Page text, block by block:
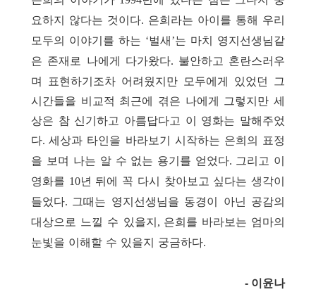
요하지 않다는 것이다. 은희라는 아이를 통해 우리
모두의 이야기를 하는 ‘벌새’는 마치 영지선생님같
은 존재로 나에게 다가왔다. 불안하고 혼란스러우
며 표현하기조차 어려웠지만 모두에게 있었던 그
시간들을 비교적 최근에 겪은 나에게 그렇지만 세
상은 참 신기하고 아름답다고 이 영화는 말해주었
다.세상과 타인을 바라보기 시작하는 은희의 표정
을 보며 나는 알 수 없는 용기를 얻었다. 그리고 이
영화를 10년 뒤에 꼭 다시 찾아보고 싶다는 생각이
들었다. 그때는 영지선생님을 동경이 아닌 공감의
대상으로 느낄 수 있을지, 은희를 바라보는 엄마의
눈빛을 이해할 수 있을지 궁금하다.
- 이윤나